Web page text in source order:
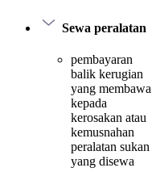
Sewa peralatan
pembayaran
balik kerugian
yang membawa
kepada
kerosakan atau
kemusnahan
peralatan sukan
yang disewa